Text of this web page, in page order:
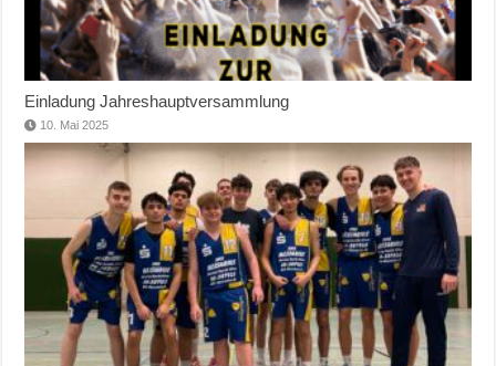
Einladung Jahreshauptversammlung
10. Mai 2025